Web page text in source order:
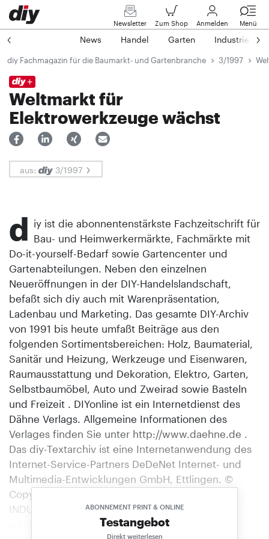
Newsletter Zum Shop Anmelden Menü
News Handel Garten Industrie
diy Fachmagazin für die Baumarkt- und Gartenbranche 3/1997
Weltmarkt für
Elektrowerkzeuge wächst
aus: 3/1997
ABONNEMENT PRINT & ONLINE
Testangebot
Direkt weiterlesen
d iy ist die abonnentenstärkste Fachzeitschrift für
Bau- und Heimwerkermärkte, Fachmärkte mit
Do-it-yourself-Bedarf sowie Gartencenter und
Gartenabteilungen. Neben den einzelnen
Neueröffnungen in der DIY-Handelslandschaft,
befaßt sich diy auch mit Warenpräsentation,
Ladenbau und Marketing. Das gesamte DIY-Archiv
von 1991 bis heute umfaßt Beiträge aus den
folgenden Sortimentsbereichen: Holz, Baumaterial,
Sanitär und Heizung, Werkzeuge und Eisenwaren,
Raumausstattung und Dekoration, Elektro, Garten,
Selbstbaumöbel, Auto und Zweirad sowie Basteln
und Freizeit . DIYonline ist ein Internetdienst des
Dähne Verlags. Allgemeine Informationen des
Verlages finden Sie unter http://www.daehne.de .
Das diy-Textarchiv ist eine Internetanwendung des
Internet-Service-Partners DeDeNet Internet- und
Multimedia-Entwicklungen GmbH, Ettlingen. ©
Copyright 1998, Dähne Verlag, Ettlingen.
INDUSTRIE Weltmarkt für Elektrowerkzeuge
wächst Während der weltweite Umsatz mit